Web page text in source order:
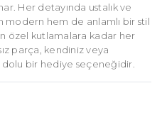
Her detayında ustalık ve
modern hem de anlamlı bir stil
özel kutlamalara kadar her
parça, kendiniz veya
bir hediye seçeneğidir.